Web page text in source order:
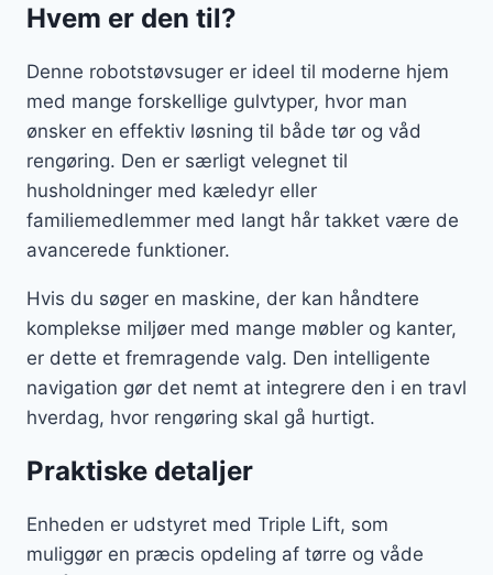
Hvem er den til?
Denne robotstøvsuger er ideel til moderne hjem
med mange forskellige gulvtyper, hvor man
ønsker en effektiv løsning til både tør og våd
rengøring. Den er særligt velegnet til
husholdninger med kæledyr eller
familiemedlemmer med langt hår takket være de
avancerede funktioner.
Hvis du søger en maskine, der kan håndtere
komplekse miljøer med mange møbler og kanter,
er dette et fremragende valg. Den intelligente
navigation gør det nemt at integrere den i en travl
hverdag, hvor rengøring skal gå hurtigt.
Praktiske detaljer
Enheden er udstyret med Triple Lift, som
muliggør en præcis opdeling af tørre og våde